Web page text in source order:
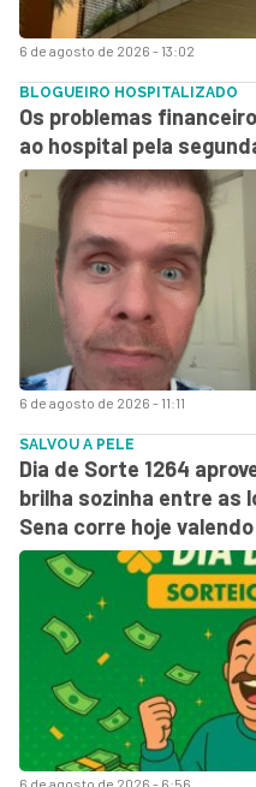
6 de agosto de 2026 - 13:02
6 de agosto de 2026 - 11:11
BLOGUEIRO HOSPITALIZADO
Os problemas
ao hospital pela
6 de agosto de 2026 - 6:56
SALVOU A PELE
Dia de Sorte 1264
brilha sozinha entre as
Sena corre hoje